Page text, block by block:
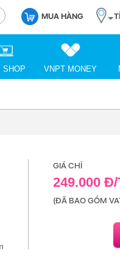
MUA HÀNG
SHOP VNPT MONEY
GIÁ CHỈ
249.000
(ĐÃ BAO GỒM